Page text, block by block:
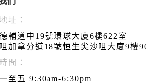
址：
輔道中19號環球大廈6樓622室
加拿分道18號恒生尖沙咀大廈9樓
間：
至五 9:30am-6:30pm